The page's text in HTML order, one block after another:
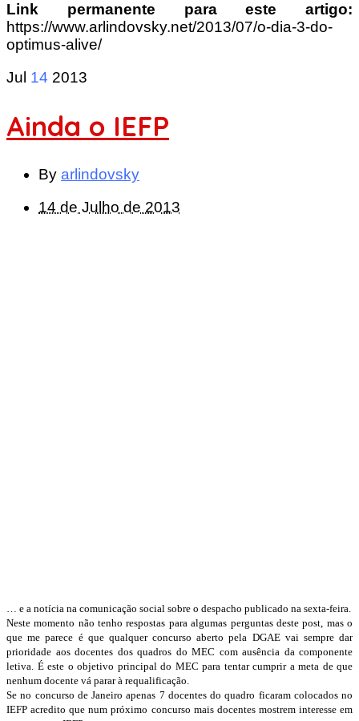
Link permanente para este artigo:
https://www.arlindovsky.net/2013/07/o-dia-3-do-
optimus-alive/
Jul 14 2013
Ainda o IEFP
By arlindovsky
14 de Julho de 2013
… e a notícia na comunicação social sobre o despacho publicado na sexta-feira.
Neste momento não tenho respostas para algumas perguntas deste post, mas o
que me parece é que qualquer concurso aberto pela DGAE vai sempre dar
prioridade aos docentes dos quadros do MEC com ausência da componente
letiva. É este o objetivo principal do MEC para tentar cumprir a meta de que
nenhum docente vá parar à requalificação.
Se no concurso de Janeiro apenas 7 docentes do quadro ficaram colocados no
IEFP acredito que num próximo concurso mais docentes mostrem interesse em